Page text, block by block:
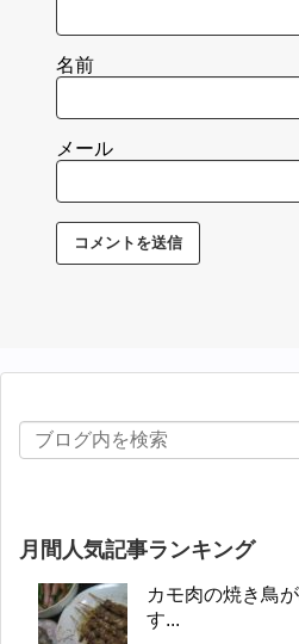
名前
メール
月間人気記事ランキング
カモ肉の焼き鳥
す...